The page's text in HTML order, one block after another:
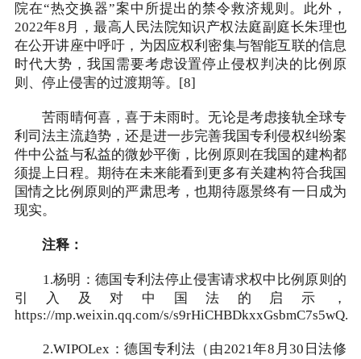
院在“热交换器”案中所提出的禁令救济规则。此外，
2022年8月，最高人民法院知识产权法庭副庭长朱理也
在公开讲座中呼吁，为因应权利密集与智能互联的信息
时代大势，我国需要考虑设置停止侵权判决的比例原
则、停止侵害的过渡期等。[8]
苦雨晴何喜，喜于未雨时。无论是考虑接轨全球专
利司法主流趋势，还是进一步完善我国专利侵权纠纷案
件中公益与私益的微妙平衡，比例原则在我国的建构都
须提上日程。期待在未来能看到更多有关建构符合我国
国情之比例原则的严肃思考，也期待愿景终有一日成为
现实。
注释：
1.杨明：德国专利法停止侵害请求权中比例原则的
引入及对中国法的启示，
https://mp.weixin.qq.com/s/s9rHiCHBDkxxGsbmC7s5wQ.
2.WIPOLex：德国专利法（由2021年8月30日法修